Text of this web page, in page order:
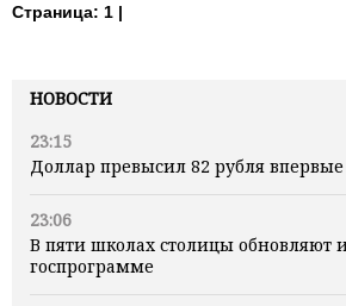
НОВОСТИ
23:15
Доллар превысил 82 рубля впервые
23:06
В пяти школах столицы обновляют
госпрограмме
Страница: 1 |